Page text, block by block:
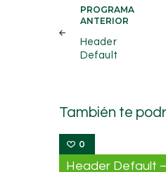
Navegación
de
entradas
PROGRAMA
ANTERIOR
Header
Default
También te
0
Header Default